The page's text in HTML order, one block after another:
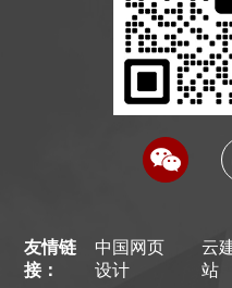
友情链
接：
中国网页
设计
云
站